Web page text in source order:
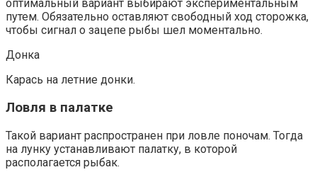
оптимальный вариант выбирают экспериментальным
путем. Обязательно оставляют свободный ход сторожка,
чтобы сигнал о зацепе рыбы шел моментально.
Донка
Карась на летние донки.
Ловля в палатке
Такой вариант распространен при ловле поночам. Тогда
на лунку устанавливают палатку, в которой
располагается рыбак.